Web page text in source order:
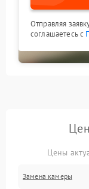
Отправляя
соглашаетесь с
Цены
Замена камеры